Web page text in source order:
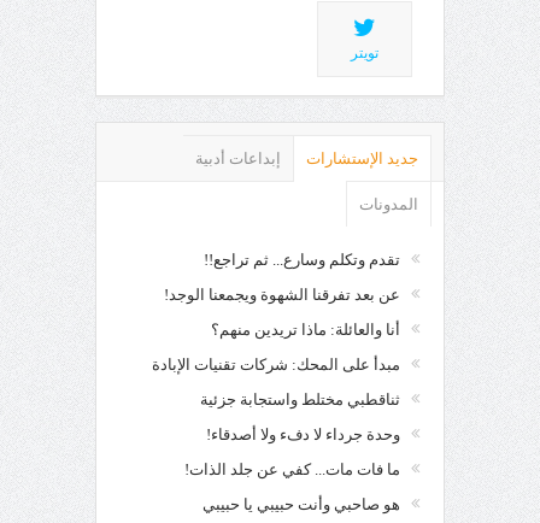
تويتر
جديد الإستشارات إبداعات أدبية
المدونات
تقدم وتكلم وسارع... ثم تراجع!!
عن بعد تفرقنا الشهوة ويجمعنا الوجد!
أنا والعائلة: ماذا تريدين منهم؟
مبدأ على المحك: شركات تقنيات الإبادة
ثناقطبي مختلط واستجابة جزئية
وحدة جرداء لا دفء ولا أصدقاء!
ما فات مات... كفي عن جلد الذات!
هو صاحبي وأنت حبيبي يا حبيبي